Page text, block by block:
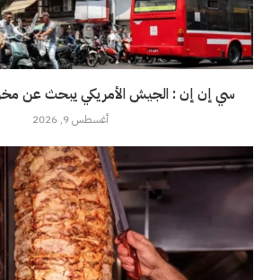
سي إن إن : الجيش الأمريكي يبحث عن
أغسطس 9, 2026